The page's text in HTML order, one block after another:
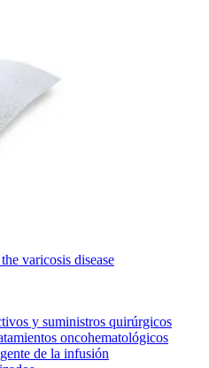
varicosis disease
y suministros quirúrgicos
oncohematológicos
de la infusión